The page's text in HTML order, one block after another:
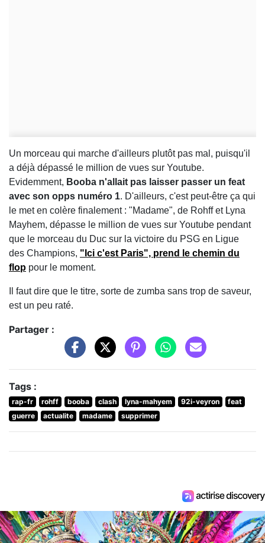
Un morceau qui marche d'ailleurs plutôt pas mal, puisqu'il
a déjà dépassé le million de vues sur Youtube.
Evidemment, Booba n'allait pas laisser passer un feat
avec son opps numéro 1. D'ailleurs, c'est peut-être ça qui
le met en colère finalement : "Madame", de Rohff et Lyna
Mayhem, dépasse le million de vues sur Youtube pendant
que le morceau du Duc sur la victoire du PSG en Ligue
des Champions, "Ici c'est Paris", prend le chemin du
flop pour le moment.
Il faut dire que le titre, sorte de zumba sans trop de saveur,
est un peu raté.
Partager :
Tags :
rap-fr rohff booba clash lyna-mahyem 92i-veyron
feat
guerre
actualite madame supprimer